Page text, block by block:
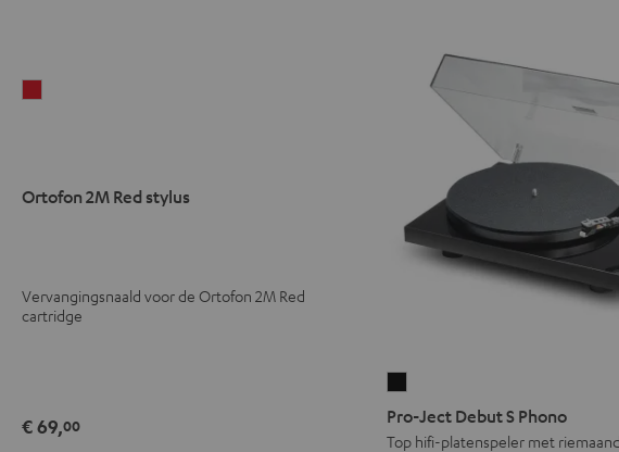
Rood
Ortofon 2M Red stylus
Vervangingsnaald voor de Ortofon 2M Red
cartridge
€ 69,00
Ject
Debut
Pro-Ject Debut S Phono
Top hifi-platenspeler met